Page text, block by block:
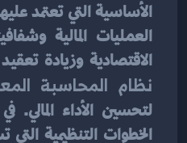
الاقتصادية وزيادة
نظام المحاسبة